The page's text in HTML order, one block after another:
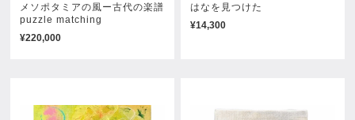
レモンリース
メソポタミアの風ー古代の楽譜
puzzle matching
¥220,000
はなを見つけた
¥14,300